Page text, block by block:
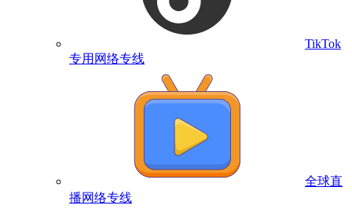
TikTok
专用网络专线
全球直
播网络专线